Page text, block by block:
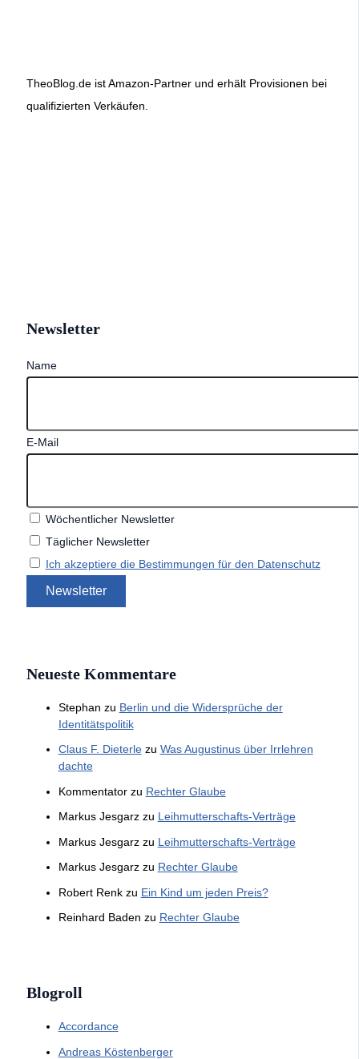
TheoBlog.de ist Amazon-Partner und erhält Provisionen bei
qualifizierten Verkäufen.
Newsletter
Name
E-Mail
Wöchentlicher Newsletter
Täglicher Newsletter
Ich akzeptiere die Bestimmungen für den Datenschutz
Neueste Kommentare
Stephan zu Berlin und die Widersprüche der
Identitätspolitik
Claus F. Dieterlezu Was Augustinus über Irrlehren
dachte
Kommentatorzu Rechter Glaube
Markus Jesgarzzu Leihmutterschafts-Verträge
Markus Jesgarzzu Leihmutterschafts-Verträge
Markus Jesgarzzu Rechter Glaube
Robert Renkzu Ein Kind um jeden Preis?
Reinhard Baden zu Rechter Glaube
Blogroll
Accordance
Andreas Köstenberger